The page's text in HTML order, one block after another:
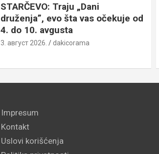
STARČEVO: Traju „Dani
druženja”, evo šta vas očekuje od
4. do 10. avgusta
3. август 2026. dakicorama
Impresum
Kontakt
Uslovi korišćenja